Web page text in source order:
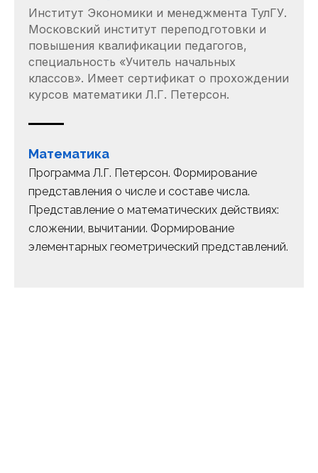
Институт Экономики и менеджмента ТулГУ.
Московский институт переподготовки и
повышения квалификации педагогов,
специальность «Учитель начальных
классов». Имеет сертификат о прохождении
курсов математики Л.Г. Петерсон.
Математика
Программа Л.Г. Петерсон. Формирование
представления о числе и составе числа.
Представление о математических действиях:
сложении, вычитании. Формирование
элементарных геометрический представлений.